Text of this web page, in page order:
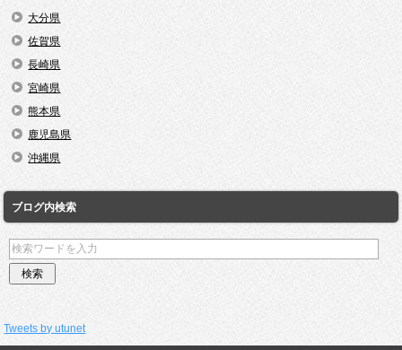
大分県
佐賀県
長崎県
宮崎県
熊本県
鹿児島県
沖縄県
ブログ内検索
Tweets by utunet